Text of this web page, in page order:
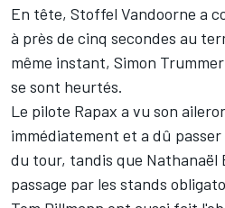
En tête, Stoffel Vandoorne a
à près de cinq secondes au
même instant, Simon
se sont heurtés.
Le pilote Rapax a vu son
immédiatement et a dû
du tour, tandis que Nathanaël
passage par les stands